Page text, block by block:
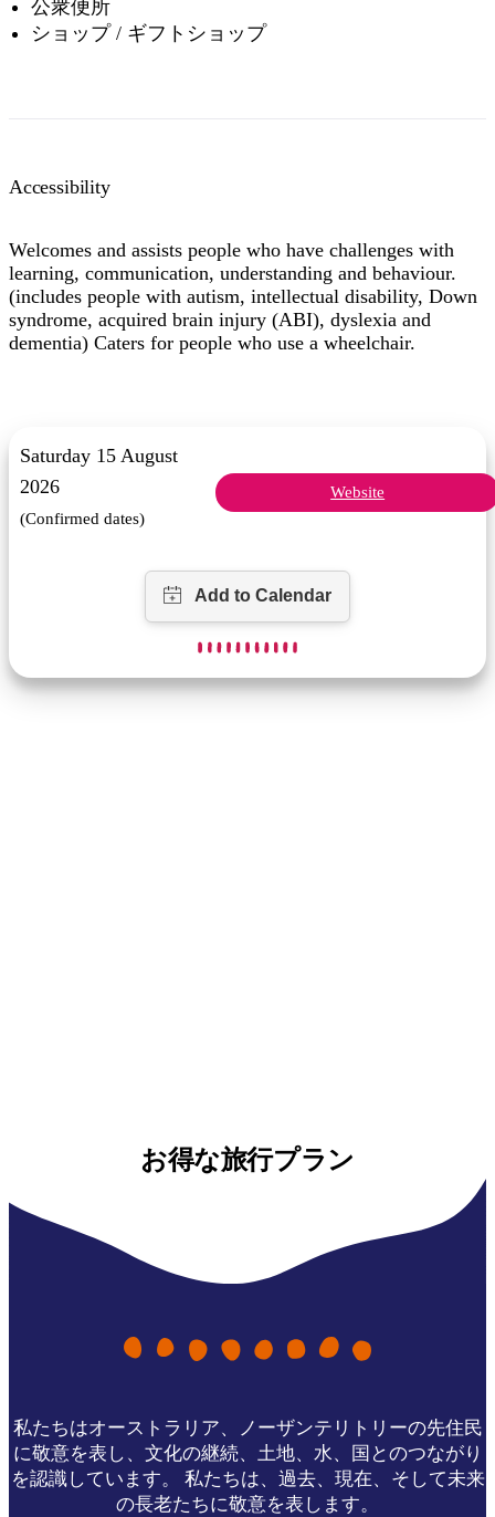
公衆便所
ショップ / ギフトショップ
Accessibility
Welcomes and assists people who have challenges with
learning, communication, understanding and behaviour.
(includes people with autism, intellectual disability, Down
syndrome, acquired brain injury (ABI), dyslexia and
dementia) Caters for people who use a wheelchair.
Saturday 15 August
2026
(Confirmed dates)
Website
お得な旅行プラン
私たちはオーストラリア、ノーザンテリトリーの先住民
に敬意を表し、文化の継続、土地、水、国とのつながり
を認識しています。 私たちは、過去、現在、そして未来
の長老たちに敬意を表します。